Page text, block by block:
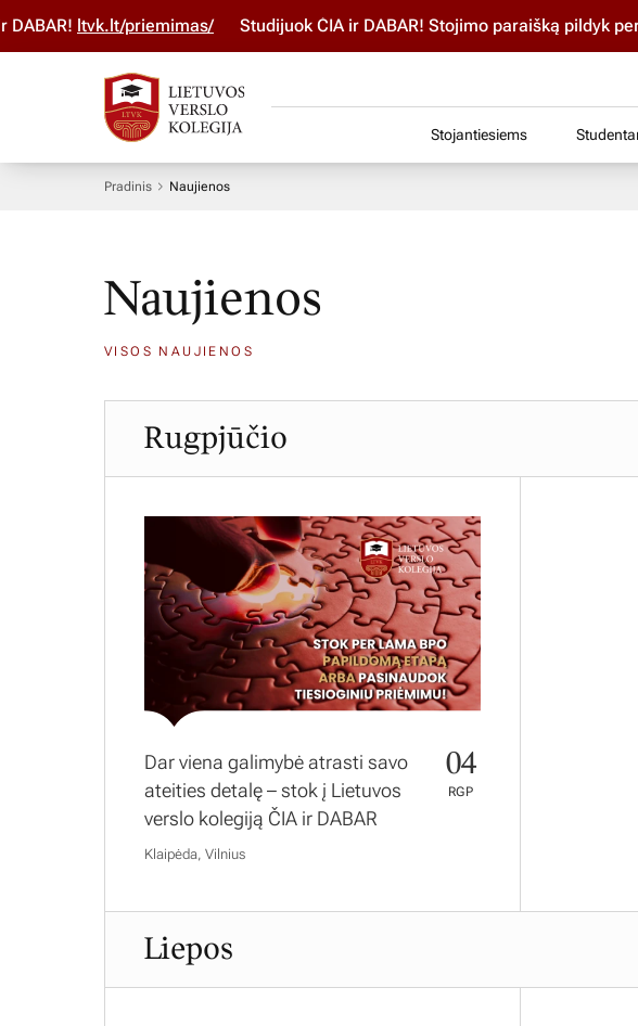
ltvk.lt/priemimas/ Studijuok ČIA ir DABAR! Stojimo paraišką pildyk per LAMA
Stojantiesiems
Pradinis Naujienos
Naujienos
VISOS NAUJIENOS
Rugpjūčio
Dar viena galimybė atrasti savo
ateities detalę – stok į Lietuvos
verslo kolegiją ČIA ir DABAR
04
RGP
Klaipėda, Vilnius
Liepos